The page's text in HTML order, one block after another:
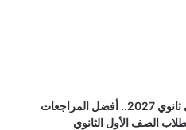
مذكرات أولى ثانوي 2027.. أفضل المراجعات
الصف الأول الثانوي